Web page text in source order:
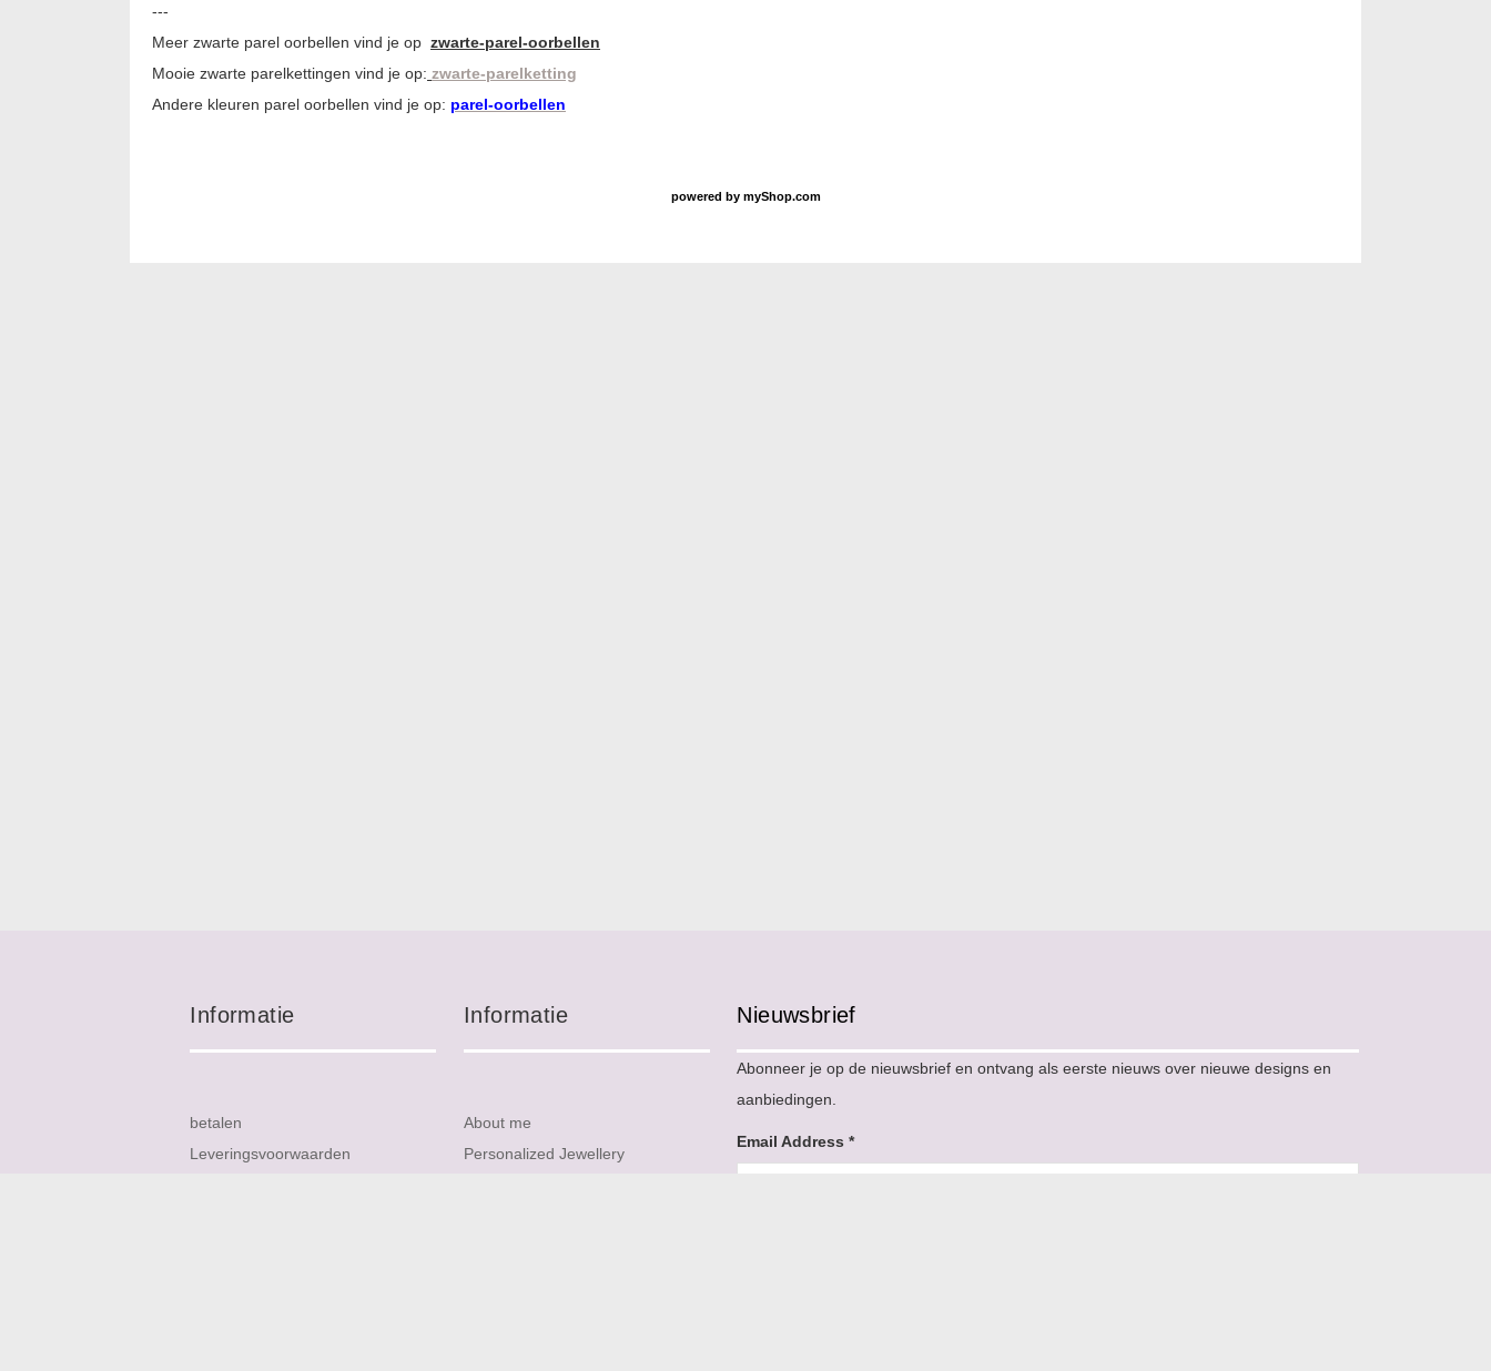
---
Meer zwarte parel oorbellen vind je op zwarte-parel-oorbellen
Mooie zwarte parelkettingen vind je op: zwarte-parelketting
Andere kleuren parel oorbellen vind je op: parel-oorbellen
powered by myShop.com
Informatie
betalen
Leveringsvoorwaarden
Informatie
About me
Personalized Jewellery
Nieuwsbrief
Abonneer je op de nieuwsbrief en ontvang als eerste nieuws over nieuwe designs en
aanbiedingen.
Email Address*